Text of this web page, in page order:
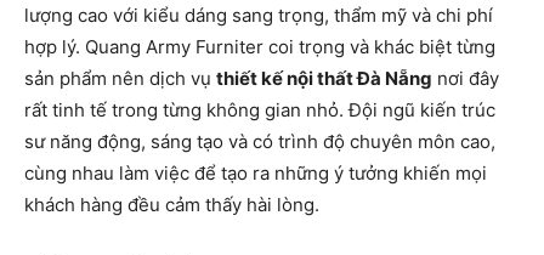
lượng cao với kiểu dáng sang trọng, thẩm mỹ và chi phí
hợp lý. Quang Army Furniter coi trọng và khác biệt từng
sản phẩm nên dịch vụ thiết kế nội thất Đà Nẵng nơi đây
rất tinh tế trong từng không gian nhỏ. Đội ngũ kiến ​​trúc
sư năng động, sáng tạo và có trình độ chuyên môn cao,
cùng nhau làm việc để tạo ra những ý tưởng khiến mọi
khách hàng đều cảm thấy hài lòng.